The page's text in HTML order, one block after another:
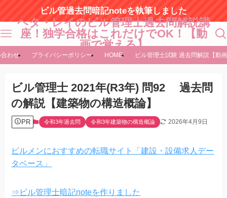
ビル管過去問暗記noteを執筆しました
ヘタ・レイのビル管理士過去問解説講
座！独学合格はこれだけでOK！【動
画で覚える】
わせ プライバシーポリシー HOME ビル管理士試験 過去問解説【動
ビル管理士 2021年(R3年) 問92 過去問
の解説【建築物の構造概論】
PR 令和3年過去問 令和3年建築物の構造概論 2026年4月9日
ビルメンにおすすめの転職サイト「建設・設備求人デー
タベース」
⇒ビル管理士暗記noteを作りました